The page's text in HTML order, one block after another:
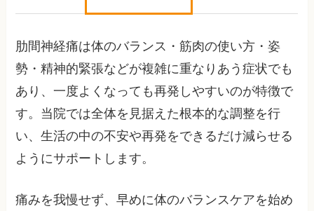
肋間神経痛は体のバランス・筋肉の使い方・姿
勢・精神的緊張などが複雑に重なりあう症状でも
あり、一度よくなっても再発しやすいのが特徴で
す。当院では全体を見据えた根本的な調整を行
い、生活の中の不安や再発をできるだけ減らせる
ようにサポートします。
痛みを我慢せず、早めに体のバランスケアを始め